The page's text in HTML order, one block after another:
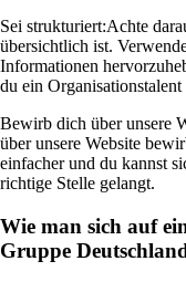
Sei strukturiert:Achte
übersichtlich ist.
Informationen
du ein Organisationstalent
Bewirb dich über unsere
über unsere Website
einfacher und du kannst
richtige Stelle gelangt.
Wie man sich auf
Gruppe